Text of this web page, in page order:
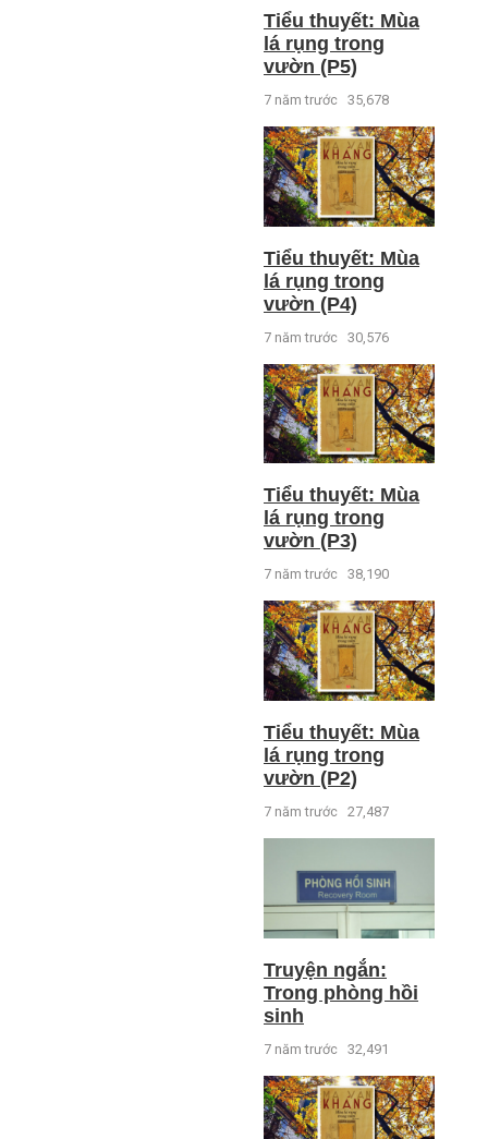
Tiểu thuyết: Mùa
lá rụng trong
vườn (P5)
7 năm trước 35,678
Tiểu thuyết: Mùa
lá rụng trong
vườn (P4)
7 năm trước 30,576
Tiểu thuyết: Mùa
lá rụng trong
vườn (P3)
7 năm trước 38,190
Tiểu thuyết: Mùa
lá rụng trong
vườn (P2)
7 năm trước 27,487
Truyện ngắn:
Trong phòng hồi
sinh
7 năm trước 32,491